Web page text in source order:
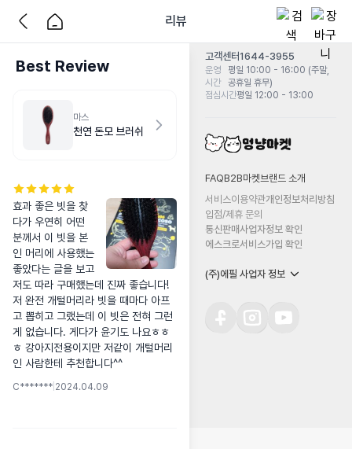
리뷰
Best Review
마스
천연 돈모 브러쉬
효과 좋은 빗을 찾
다가 우연히 어떤
분께서 이 빗을 본
인 머리에 사용했는
좋았다는 글을 보고
저도 따라 구매했는데 진짜 좋습니다!
저 완전 개털머리라 빗을 때마다 아프
고 뽑히고 그랬는데 이 빗은 전혀 그런
게 없습니다. 게다가 윤기도 나요ㅎㅎ
ㅎ 강아지전용이지만 저같이 개털머리
인 사람한테 추천합니다^^
C******* 2024.04.09
고객센터1644-3955
운영
시간
평일 10:00 - 16:00 (주말,
공휴일 휴무)
점심시간평일 12:00 - 13:00
FAQB2B마켓 브랜드 소개
서비스이용약관개인정보처리방침
입점/제휴 문의
통신판매사업자정보 확인
에스크로서비스가입 확인
(주)에필 사업자 정보